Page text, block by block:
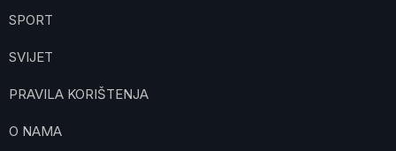
SPORT
SVIJET
PRAVILA KORIŠTENJA
O NAMA